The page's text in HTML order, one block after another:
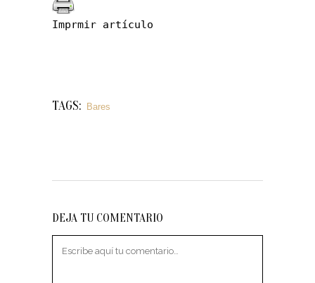
Imprmir artículo
TAGS: Bares
DEJA TU COMENTARIO